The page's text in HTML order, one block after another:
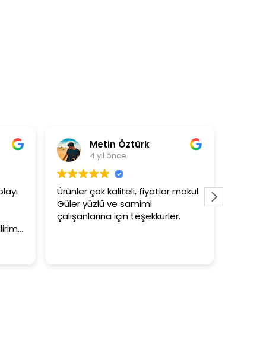
Öztürk
fiyatlar makul.
samimi
teşekkürler.
Asli Ersoy
3+1 evin kagidini kapataslak ne
tutar